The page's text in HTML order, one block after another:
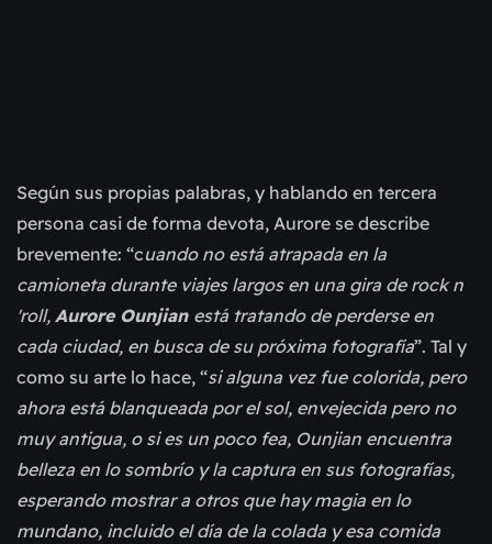
Según sus propias palabras, y hablando en tercera
persona casi de forma devota, Aurore se describe
brevemente: “cuando no está atrapada en la
camioneta durante viajes largos en una gira de rock n
'roll, Aurore Ounjian está tratando de perderse en
cada ciudad, en busca de su próxima fotografía”. Tal y
como su arte lo hace, “si alguna vez fue colorida, pero
ahora está blanqueada por el sol, envejecida pero no
muy antigua, o si es un poco fea, Ounjian encuentra
belleza en lo sombrío y la captura en sus fotografías,
esperando mostrar a otros que hay magia en lo
mundano, incluido el día de la colada y esa comida